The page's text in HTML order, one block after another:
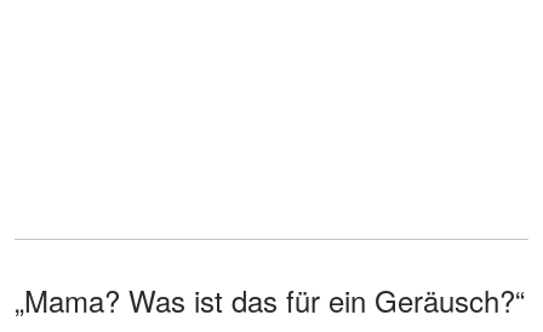
„Mama? Was ist das für ein Geräusch?“